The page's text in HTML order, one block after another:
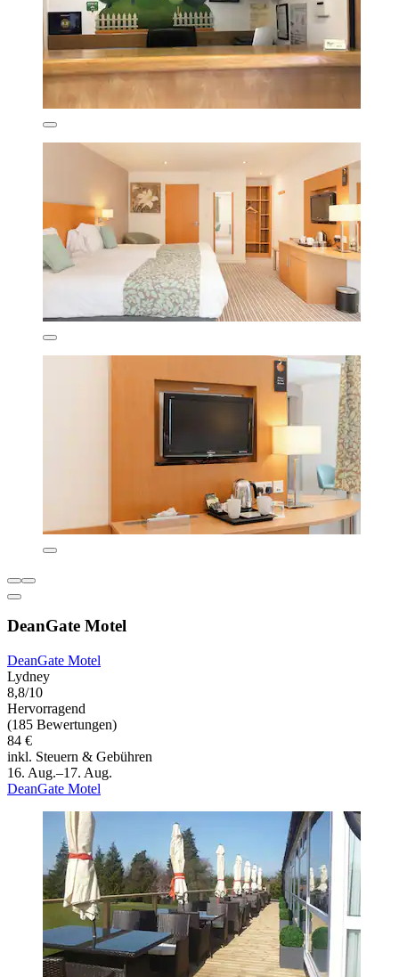
DeanGate Motel
DeanGate Motel
Lydney
8,8/10
Hervorragend
(185 Bewertungen)
84 €
inkl. Steuern & Gebühren
16. Aug.–17. Aug.
DeanGate Motel